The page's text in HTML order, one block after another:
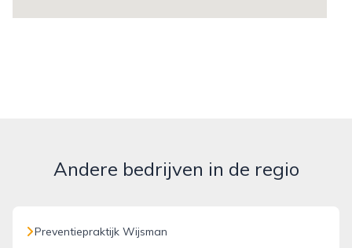
Andere bedrijven in de regio
Preventiepraktijk Wijsman